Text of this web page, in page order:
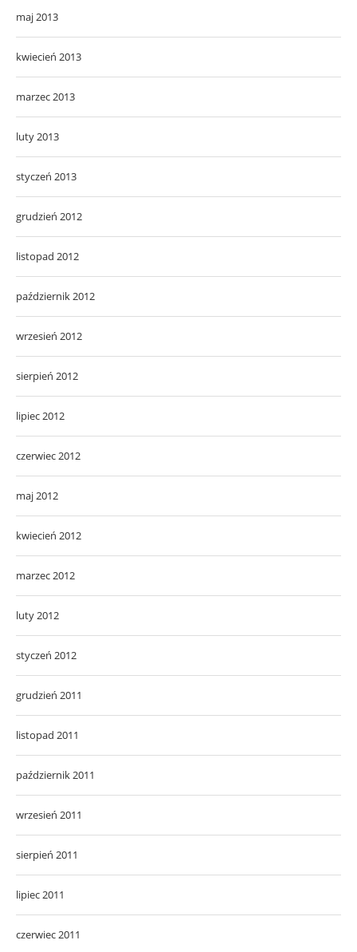
maj 2013
kwiecień 2013
marzec 2013
luty 2013
styczeń 2013
grudzień 2012
listopad 2012
październik 2012
wrzesień 2012
sierpień 2012
lipiec 2012
czerwiec 2012
maj 2012
kwiecień 2012
marzec 2012
luty 2012
styczeń 2012
grudzień 2011
listopad 2011
październik 2011
wrzesień 2011
sierpień 2011
lipiec 2011
czerwiec 2011